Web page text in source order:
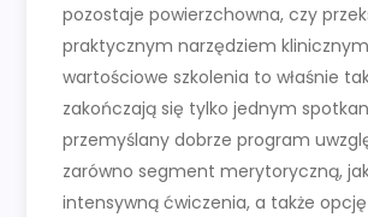
pozostaje powierzchowna, czy
praktycznym narzędziem
wartościowe szkolenia to właśnie
zakończają się tylko jednym
przemyślany dobrze program
zarówno segment merytoryczną,
intensywną ćwiczenia, a także